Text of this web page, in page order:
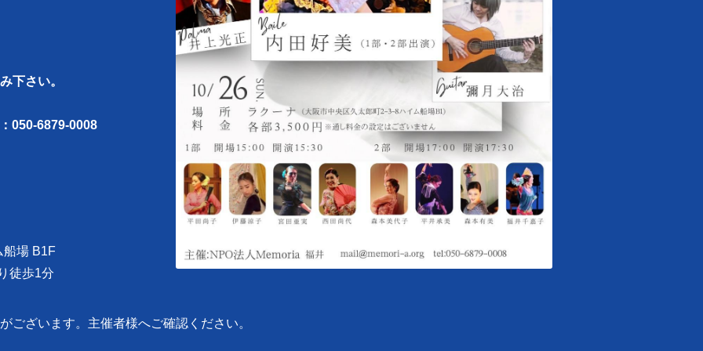
下さい。
050-6879-0008
場 B1F
徒歩1分
ざいます。主催者様へご確認ください。